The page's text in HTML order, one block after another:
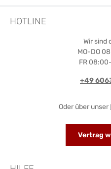
HOTLINE
Wir sind
MO-DO
FR
+49
Oder über unser
Vertrag